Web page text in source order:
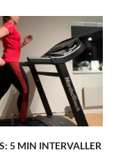
5 MIN INTERVALLER